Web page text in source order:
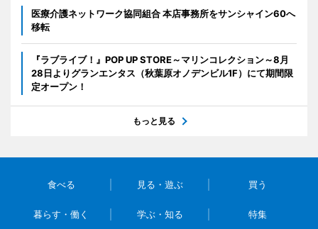
医療介護ネットワーク協同組合 本店事務所をサンシャイン60へ
移転
『ラブライブ！』POP UP STORE～マリンコレクション～8月
28日よりグランエンタス（秋葉原オノデンビル1F）にて期間限
定オープン！
もっと見る
食べる 見る・遊ぶ 買う
暮らす・働く 学ぶ・知る 特集